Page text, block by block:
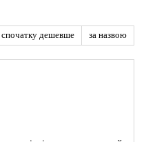
спочатку дешевше за назвою